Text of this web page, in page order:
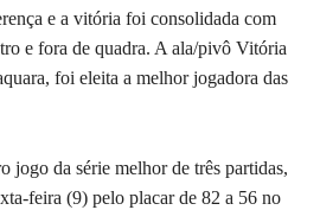
e a vitória foi consolidada com
e fora de quadra. A ala/pivô Vitória
foi eleita a melhor jogadora das
jogo da série melhor de três partidas,
feira (9) pelo placar de 82 a 56 no